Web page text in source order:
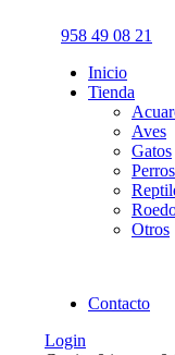
958 49 08 21
Inicio
Tienda
Aves
Gatos
Perros
Otros
Contacto
Login